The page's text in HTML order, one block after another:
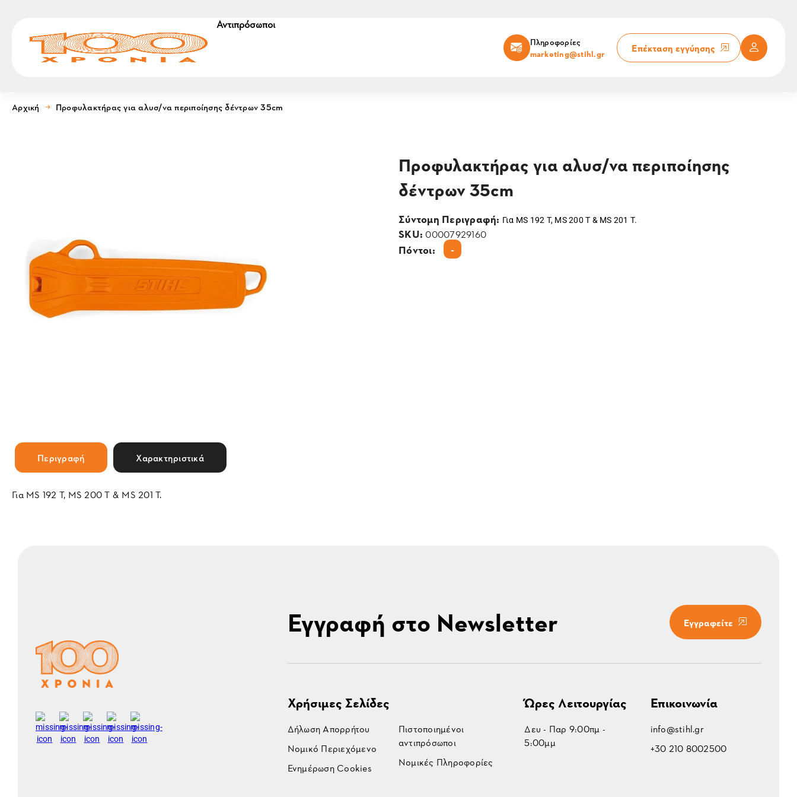
Αντιπρόσωποι
Πληροφορίες
marketing@stihl.gr
Επέκταση εγγύησης
Αρχική Προφυλακτήρας για αλυσ/να περιποίησης δέντρων 35cm
Προφυλακτήρας για αλυσ/να περιποίησης
δέντρων 35cm
Σύντομη Περιγραφή: Για MS 192 T, MS 200 T & MS 201 T.
SKU:00007929160
Πόντοι: -
Περιγραφή Χαρακτηριστικά
Για MS 192 T, MS 200 T & MS 201 T.
Εγγραφή στο Newsletter Εγγραφείτε
Χρήσιμες Σελίδες
Δήλωση Απορρήτου
Νομικό Περιεχόμενο
Ενημέρωση Cookies
Πιστοποιημένοι
αντιπρόσωποι
Νομικές Πληροφορίες
Ώρες Λειτουργίας
Δευ - Παρ 9:00πμ -
5:00μμ
Επικοινωνία
info@stihl.gr
+30 210 8002500